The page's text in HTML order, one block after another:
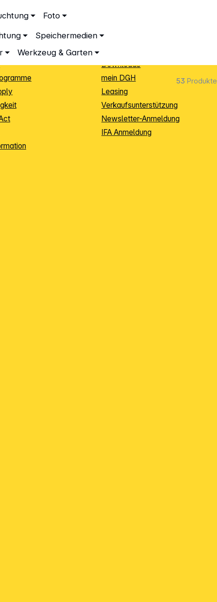
Foto
Speichermedien
Werkzeug & Garten
53 Produkte
Sendungsverfolgung
Downloads
mein DGH
Leasing
Verkaufsunterstützung
Newsletter-Anmeldung
IFA Anmeldung